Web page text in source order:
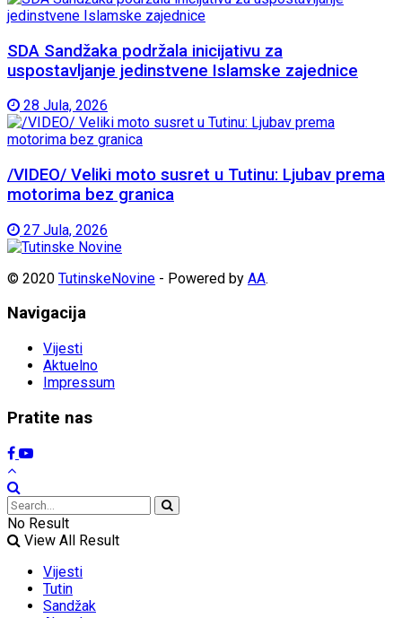
SDA Sandžaka podržala inicijativu za
uspostavljanje jedinstvene Islamske zajednice
28 Jula, 2026
/VIDEO/ Veliki moto susret u Tutinu: Ljubav prema
motorima bez granica
27 Jula, 2026
© 2020 TutinskeNovine - Powered by AA.
Navigacija
Vijesti
Aktuelno
Impressum
Pratite nas
No Result
View All Result
Vijesti
Tutin
Sandžak